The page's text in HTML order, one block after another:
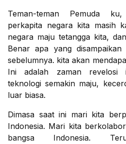
Teman-teman Pemuda
perkapita negara kita masih
negara maju tetangga kita,
Benar apa yang
sebelumnya. kita akan
Ini adalah zaman revelosi
teknologi semakin maju,
luar biasa.
Dimasa saat ini mari kita
Indonesia. Mari kita
bangsa Indonesia.